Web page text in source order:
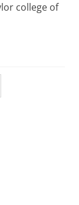
college of